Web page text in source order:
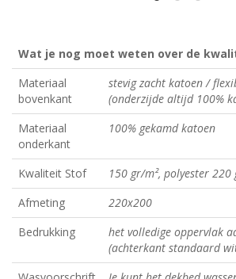
Wat je nog moet weten over de
Materiaal
bovenkant
stevig zacht katoen /
(onderzijde altijd 100%
Materiaal
onderkant
100% gekamd katoen
Kwaliteit Stof
150 gr/m², polyester 220
Afmeting
220x200
Bedrukking
het volledige oppervlak
(achterkant standaard